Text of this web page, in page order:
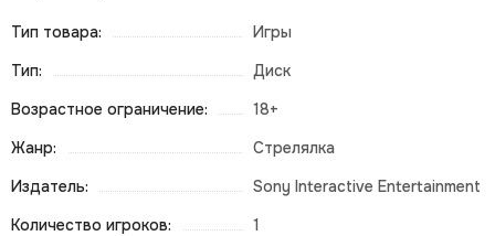
Тип товара:
Игры
Тип:
Диск
Возрастное ограничение:
18+
Жанр:
Стрелялка
Издатель:
Sony Interactive Entertainment
Количество игроков:
1